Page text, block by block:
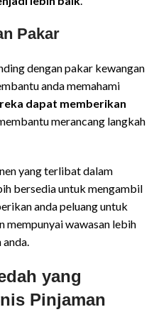
Pakar
dengan pakar kewangan
anda memahami
dapat memberikan
merancang langkah
yang terlibat dalam
bersedia untuk mengambil
anda peluang untuk
mempunyai wawasan lebih
yang
Pinjaman